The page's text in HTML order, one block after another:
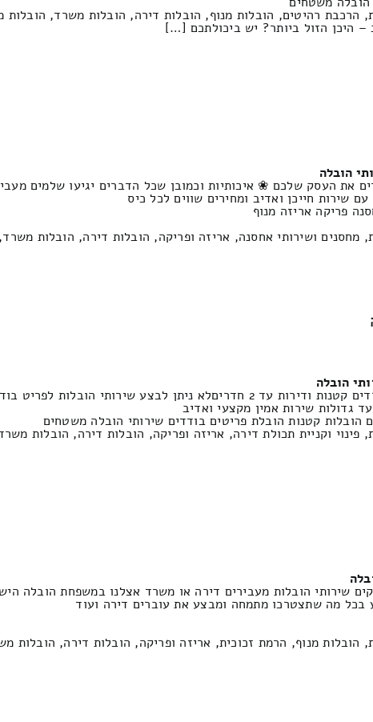
הרכבת רהיטים, הובלות מנוף, הובלות דירה, הובלות משרד,
– היכן הזול ביותר? יש ביכולתכם […]
הובלה
את העסק שלכם ❀ איכותיות וכמובן שכל הדברים יגיעו שלמים
שירות חייכן ואדיב ומחירים שווים לכל כיס
פריקה אריזה מנוף
ושירותי אחסנה, אריזה ופריקה, הובלות דירה, הובלות משרד, 24/7, שירות […]
הובלה
בודדצוות צעיר ונמרץ לשירותכם ותק וניסיון רב בתחוםמחיר הוגן שירות אמין
גדולות שירות אמין מקצעי ואדיב
הובלות קטנות הובלת פריטים בודדים שירותי הובלה משטחים
פינוי וקניית תכולת דירה, אריזה ופריקה, הובלות דירה, הובלות
שירותי הובלות מעבירים דירה או משרד אצלנו במשפחת הובלה
בכל מה שתצטרכו מתמחה ומבצע את עוברים דירה ועוד
הובלות מנוף, הרמת זכוכית, אריזה ופריקה, הובלות דירה,